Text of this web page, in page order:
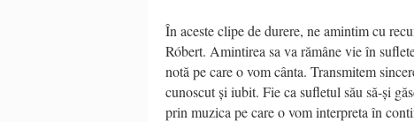
În aceste clipe de durere, ne amintim cu
Róbert. Amintirea sa va rămâne vie în
notă pe care o vom cânta. Transmitem
cunoscut și iubit. Fie ca sufletul său să-și
prin muzica pe care o vom interpreta în